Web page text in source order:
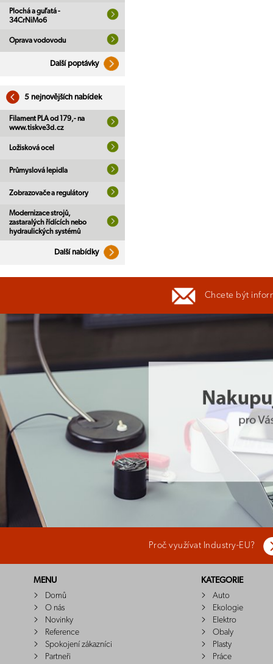
Plochá a guľatá -
34CrNiMo6
Oprava vodovodu
Další poptávky
5 nejnovějších nabídek
Filament PLA od 179,- na
www.tiskve3d.cz
Ložisková ocel
Průmyslová lepidla
Zobrazovače a regulátory
Modernizace strojů,
zastaralých řídících nebo
hydraulických systémů
Další nabídky
Chcete být
Proč využívat Industry-EU?
MENU
Domů
O nás
Novinky
Reference
Spokojení zákazníci
Partneři
KATEGORIE
Auto
Ekologie
Elektro
Obaly
Plasty
Práce